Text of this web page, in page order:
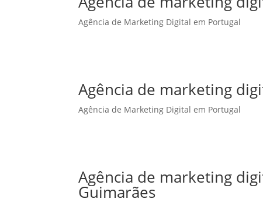
Agência de Marketing Digital em Portugal
Agência de marketing
Agência de Marketing Digital em Portugal
Agência de marketing
Guimarães